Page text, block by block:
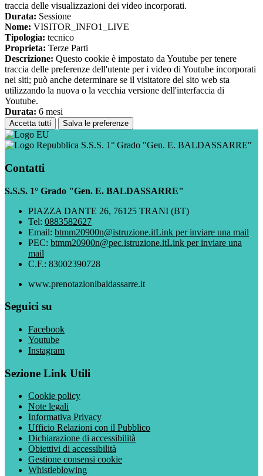
traccia delle visualizzazioni dei video incorporati.
Durata: Sessione
Nome: VISITOR_INFO1_LIVE
Tipologia: tecnico
Proprieta: Terze Parti
Descrizione: Questo cookie è impostato da Youtube per tenere
traccia delle preferenze dell'utente per i video di Youtube incorporati
nei siti; può anche determinare se il visitatore del sito web sta
utilizzando la nuova o la vecchia versione dell'interfaccia di
Youtube.
Durata: 6 mesi
Accetta tutti Salva le preferenze
S.S.S. 1° Grado "Gen. E. BALDASSARRE"
Contatti
S.S.S. 1° Grado "Gen. E. BALDASSARRE"
PIAZZA DANTE 26, 76125 TRANI (BT)
Tel: 0883582627
Email: btmm20900n@istruzione.itLink per inviare una mail
PEC: btmm20900n@pec.istruzione.itLink per inviare una
mail
C.F.: 83002390728
www.prenotazionibaldassarre.it
Seguici su
Facebook
Youtube
Instagram
Sezione Link Utili
Cookie policy
Note legali
Informativa Privacy
Ufficio Relazioni con il Pubblico
Dichiarazione di accessibilità
Obiettivi di accessibilità
Gestione consensi cookie
Whistleblowing